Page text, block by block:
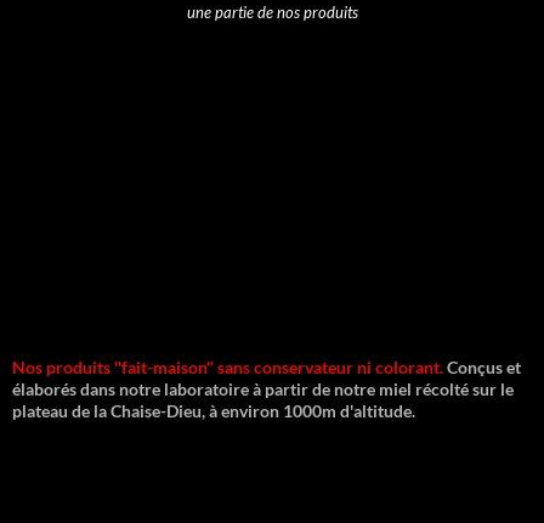
une partie de nos produits
Nos produits "fait-maison" sans conservateur ni colorant.Conçus et
élaborés dans notre laboratoire à partir de notre miel récolté sur le
plateau de la Chaise-Dieu, à environ 1000m d'altitude.